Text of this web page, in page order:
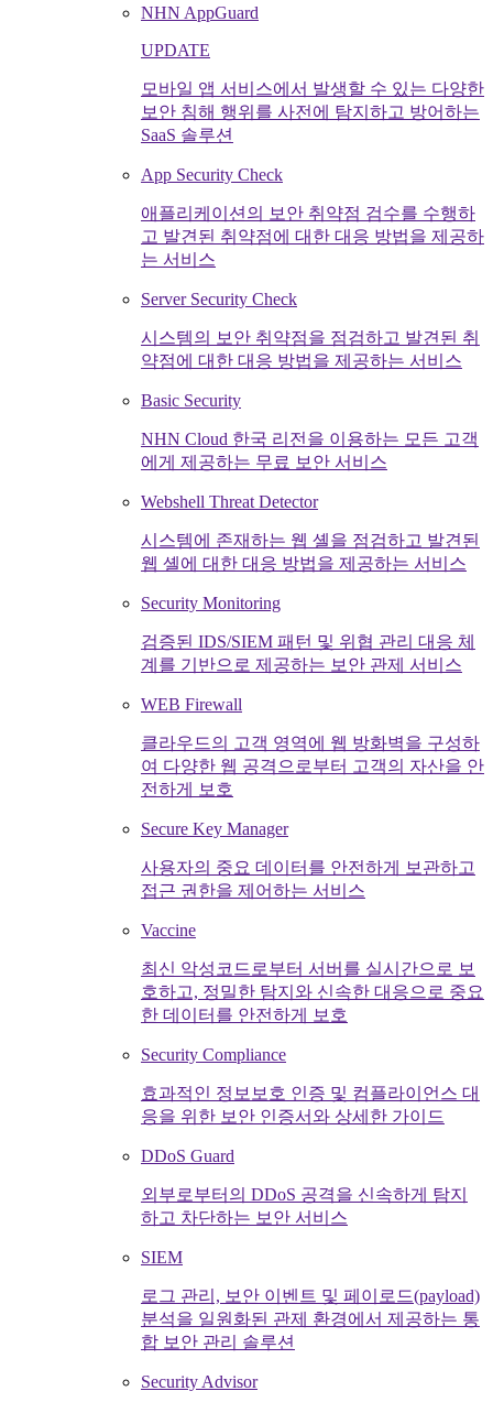
NHN AppGuard
UPDATE
모바일 앱 서비스에서 발생할 수 있는 다양한
보안 침해 행위를 사전에 탐지하고 방어하는
SaaS 솔루션
App Security Check
애플리케이션의 보안 취약점 검수를 수행하
고 발견된 취약점에 대한 대응 방법을 제공하
는 서비스
Server Security Check
시스템의 보안 취약점을 점검하고 발견된 취
약점에 대한 대응 방법을 제공하는 서비스
Basic Security
NHN Cloud 한국 리전을 이용하는 모든 고객
에게 제공하는 무료 보안 서비스
Webshell Threat Detector
시스템에 존재하는 웹 셸을 점검하고 발견된
웹 셸에 대한 대응 방법을 제공하는 서비스
Security Monitoring
검증된 IDS/SIEM 패턴 및 위협 관리 대응 체
계를 기반으로 제공하는 보안 관제 서비스
WEB Firewall
클라우드의 고객 영역에 웹 방화벽을 구성하
여 다양한 웹 공격으로부터 고객의 자산을 안
전하게 보호
Secure Key Manager
사용자의 중요 데이터를 안전하게 보관하고
접근 권한을 제어하는 서비스
Vaccine
최신 악성코드로부터 서버를 실시간으로 보
호하고, 정밀한 탐지와 신속한 대응으로 중요
한 데이터를 안전하게 보호
Security Compliance
효과적인 정보보호 인증 및 컴플라이언스 대
응을 위한 보안 인증서와 상세한 가이드
DDoS Guard
외부로부터의 DDoS 공격을 신속하게 탐지
하고 차단하는 보안 서비스
SIEM
로그 관리, 보안 이벤트 및 페이로드(payload)
분석을 일원화된 관제 환경에서 제공하는 통
합 보안 관리 솔루션
Security Advisor